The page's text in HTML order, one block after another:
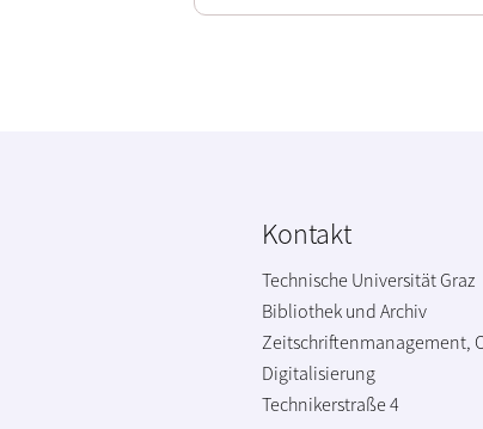
Kontakt
Technische Universität Graz
Bibliothek und Archiv
Zeitschriftenmanagement,
Digitalisierung
Technikerstraße 4